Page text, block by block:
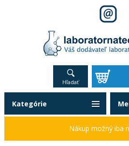
Hľadať
Kategórie
Nákup možný iba